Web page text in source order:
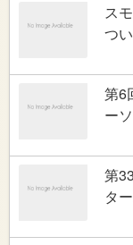
ス
つ
第6
ー
第
タ